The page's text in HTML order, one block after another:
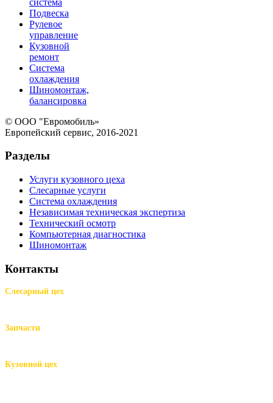
Подвеска
Рулевое
управление
Кузовной
ремонт
Система
охлаждения
Шиномонтаж,
балансировка
© ООО "Евромобиль»
Европейский сервис, 2016-2021
Разделы
Услуги кузовного цеха
Слесарные услуги
Система охлаждения
Независимая техническая экспертиза
Технический осмотр
Компьютерная диагностика
Шиномонтаж
Контакты
Слесарный цех
Запчасти
Кузовной цех